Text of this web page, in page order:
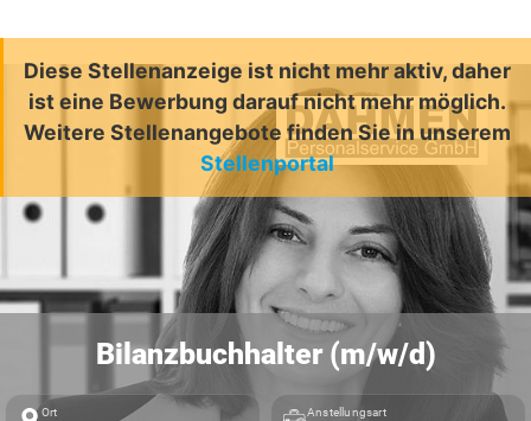
Diese Stellenanzeige ist nicht mehr aktiv, daher
ist eine Bewerbung darauf nicht mehr möglich.
Weitere Stellenangebote finden Sie in unserem
Stellenportal
Bilanzbuchhalter (m/w/d)
Ort Anstellungsart